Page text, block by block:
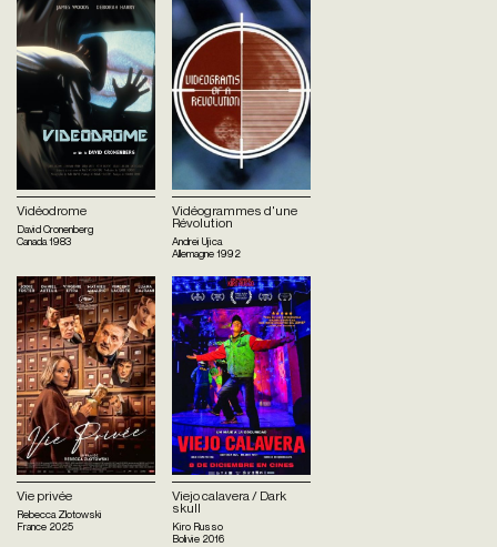
Vidéodrome
David Cronenberg
Canada1983
Vidéogrammes d'une
Révolution
Andrei Ujica
Allemagne1992
Vie privée
Rebecca Zlotowski
France 2025
Viejo calavera / Dark
skull
Kiro Russo
Bolivie 2016